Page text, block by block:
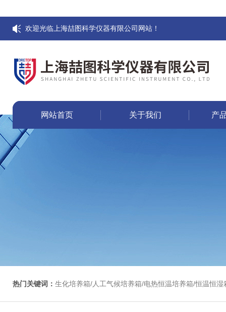
欢迎光临上海喆图科学仪器有限公司网站！
网站首页 关于我们 产
热门关键词： 生化培养箱/人工气候培养箱/电热恒温培养箱/恒温恒湿箱/光照培养箱/二氧化碳培养箱